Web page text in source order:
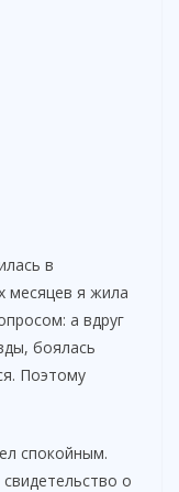
в
месяцев я жила
а вдруг
боялась
Поэтому
спокойным.
о